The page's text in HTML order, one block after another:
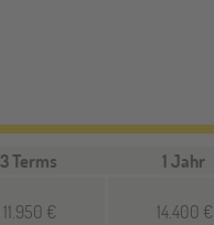
3 Terms 1 Jahr
11.950 € 14.400 €